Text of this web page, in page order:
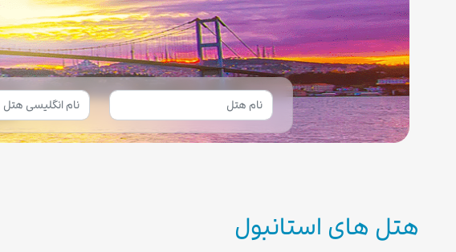
هتل های استانبول